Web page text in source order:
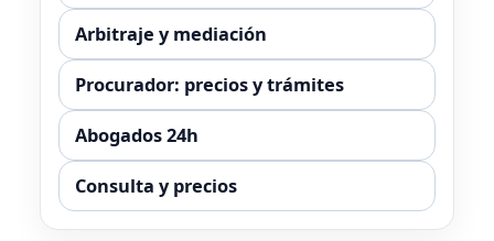
Arbitraje y mediación
Procurador: precios y trámites
Abogados 24h
Consulta y precios